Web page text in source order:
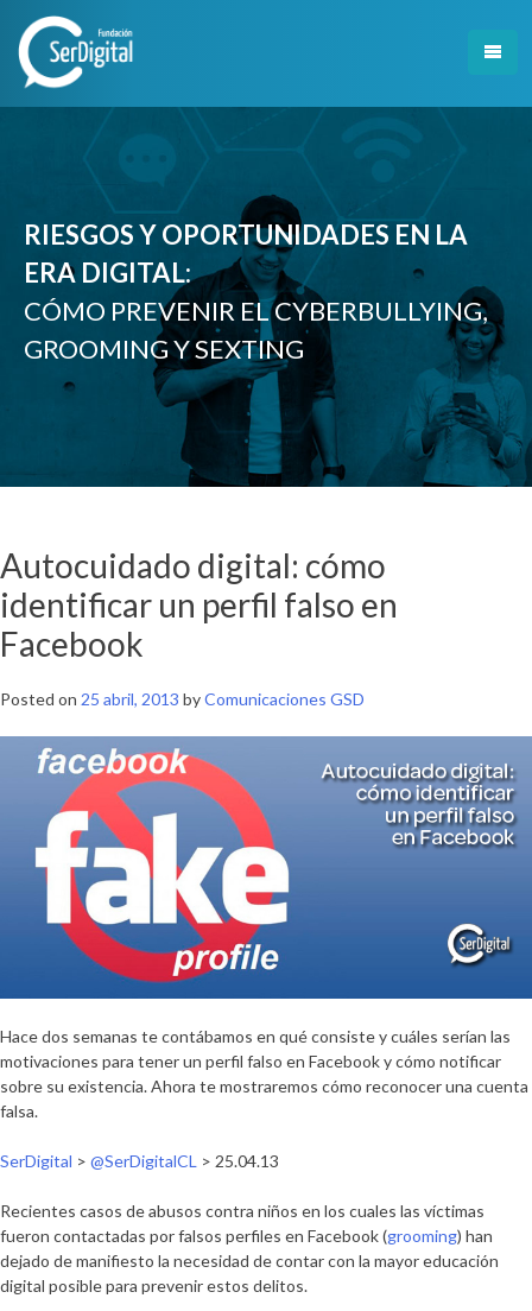
content
RIESGOS Y OPORTUNIDADES EN LA
ERA DIGITAL:
CÓMO PREVENIR EL CYBERBULLYING,
GROOMING Y SEXTING
Autocuidado digital: cómo
identificar un perfil falso en
Facebook
Posted on 25 abril, 2013 byComunicaciones GSD
Hace dos semanas te contábamos en qué consiste y cuáles serían las
motivaciones para tener un perfil falso en Facebook y cómo notificar
sobre su existencia. Ahora te mostraremos cómo reconocer una cuenta
falsa.
SerDigital > @SerDigitalCL > 25.04.13
Recientes casos de abusos contra niños en los cuales las víctimas
fueron contactadas por falsos perfiles en Facebook (grooming) han
dejado de manifiesto la necesidad de contar con la mayor educación
digital posible para prevenir estos delitos.